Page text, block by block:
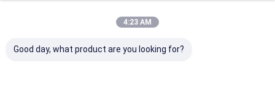
4:23 AM
Good day, what product are you looking for?